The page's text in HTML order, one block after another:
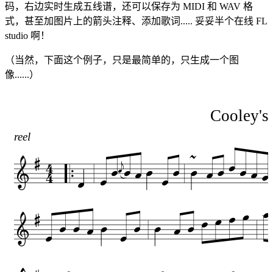
码，右边实时生成五线谱，还可以保存为 MIDI 和 WAV 格
式，甚至加图片上的箭头注释、添加歌词..... 妥妥半个在线 FL
studio 啊！
（当然，下面这个例子，只是最简单的，只生成一个图
像......）
Cooley's
reel